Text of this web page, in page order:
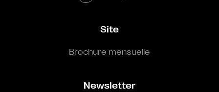
Site
Brochure mensuelle
Newsletter